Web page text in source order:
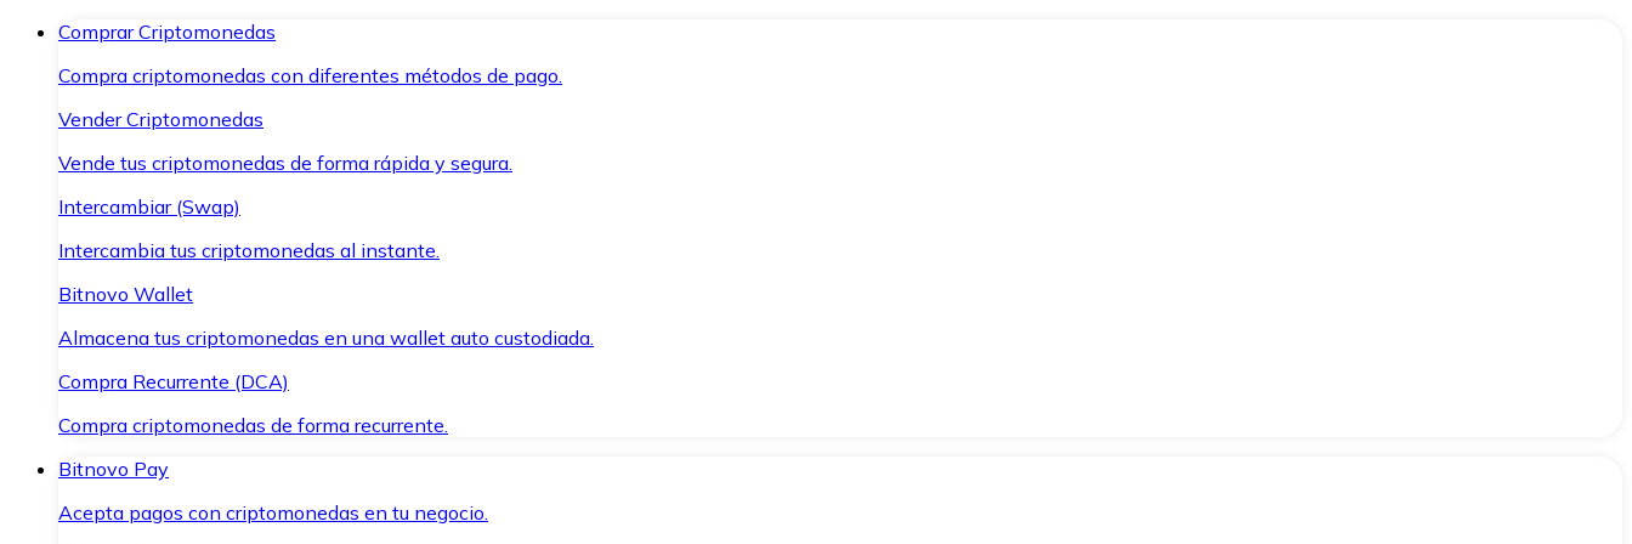
Comprar Criptomonedas
Compra criptomonedas con diferentes métodos de pago.
Vender Criptomonedas
Vende tus criptomonedas de forma rápida y segura.
Intercambiar (Swap)
Intercambia tus criptomonedas al instante.
Bitnovo Wallet
Almacena tus criptomonedas en una wallet auto custodiada.
Compra Recurrente (DCA)
Compra criptomonedas de forma recurrente.
Bitnovo Pay
Acepta pagos con criptomonedas en tu negocio.